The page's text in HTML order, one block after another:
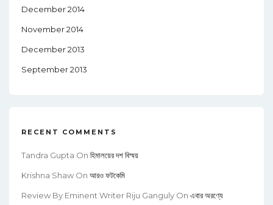
December 2014
November 2014
December 2013
September 2013
RECENT COMMENTS
Tandra Gupta On হিমালয়ের দশ বিস্ময়
Krishna Shaw On আরও ফটকেমি
Review By Eminent Writer Riju Ganguly On এবার অরণ্যে